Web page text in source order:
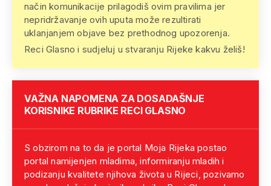
način komunikacije prilagodiš ovim pravilima jer
nepridržavanje ovih uputa može rezultirati
uklanjanjem objave bez prethodnog upozorenja.
Reci Glasno i sudjeluj u stvaranju Rijeke kakvu želiš!
VAŽNA NAPOMENA ZA DOSADAŠNJE
KORISNIKE RUBRIKE RECI GLASNO
S obzirom na to da je portal Moja Rijeka postao
portal namijenjen mladima, informiranju mladih i
podizanju kvalitete njihova života u Rijeci, pozivamo